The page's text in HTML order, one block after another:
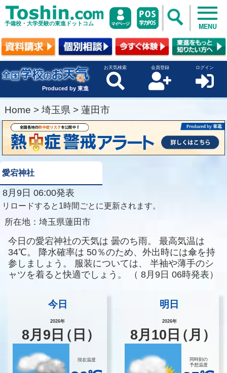
予備校・大学受験の東進ドットコム MENU
Produced by 東進
お天気検索 会員登録 ログイン
Home > 埼玉県 > 蓮田市
愛宕神社
8月9日 06:00発表
リロードすると1時間ごとに更新されます。
所在地： 埼玉県蓮田市
今日の愛宕神社の天気は 曇のち雨。
最高気温は
34℃。
降水確率は 50％のため、外出時には傘を持
参しましょう。
服装については、
半袖や薄手のシ
ャツを着ると快適でしょう。
（ 8月9日 06時発表）
今日
2026年
8月 9 日（日）
現在温度
明日
2026年
8月 10 日（月）
同時刻の
予想温度